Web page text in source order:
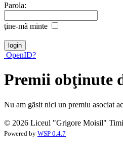
Parola:
ţine-mã minte
OpenID?
Premii obţinute
Nu am gãsit nici un premiu asociat
© 2026 Liceul "Grigore Moisil"
Powered by WSP 0.4.7